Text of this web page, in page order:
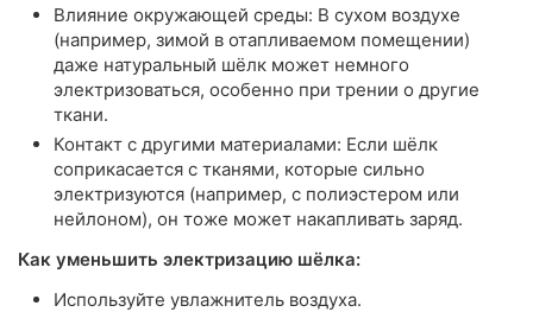
Влияние окружающей среды: В сухом воздухе
(например, зимой в отапливаемом помещении)
даже натуральный шёлк может немного
электризоваться, особенно при трении о другие
ткани.
Контакт с другими материалами: Если шёлк
соприкасается с тканями, которые сильно
электризуются (например, с полиэстером или
нейлоном), он тоже может накапливать заряд.
Как уменьшить электризацию шёлка:
Используйте увлажнитель воздуха.